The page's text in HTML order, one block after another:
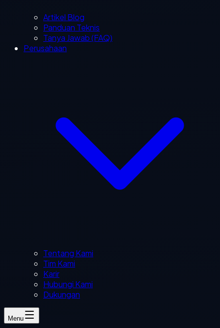
Artikel Blog
Panduan Teknis
Tanya Jawab (FAQ)
Perusahaan
Tentang Kami
Tim Kami
Karir
Hubungi Kami
Dukungan
Menu